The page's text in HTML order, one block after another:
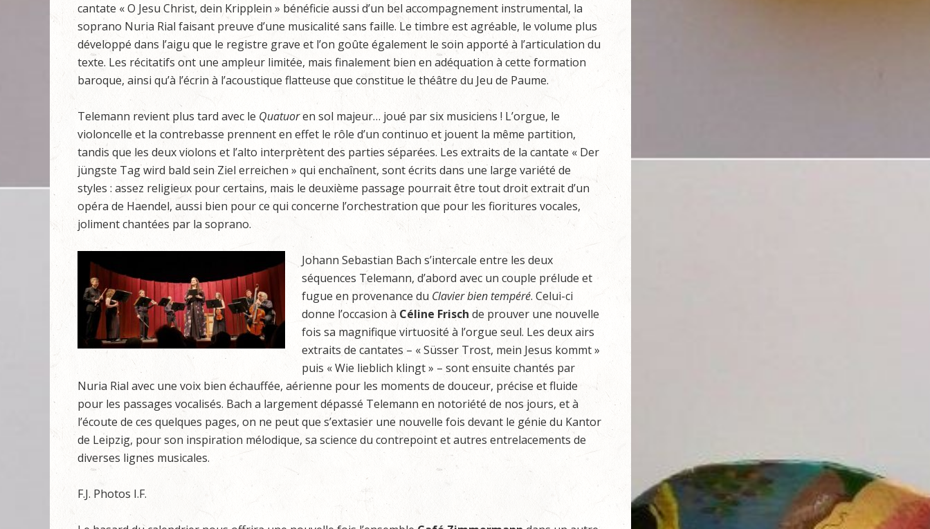
cantate « O Jesu Christ, dein Kripplein » bénéficie aussi d’un bel accompagnement instrumental, la
soprano Nuria Rial faisant preuve d’une musicalité sans faille. Le timbre est agréable, le volume plus
développé dans l’aigu que le registre grave et l’on goûte également le soin apporté à l’articulation du
texte. Les récitatifs ont une ampleur limitée, mais finalement bien en adéquation à cette formation
baroque, ainsi qu’à l’écrin à l’acoustique flatteuse que constitue le théâtre du Jeu de Paume.
Telemann revient plus tard avec le Quatuoren sol majeur… joué par six musiciens ! L’orgue, le
violoncelle et la contrebasse prennent en effet le rôle d’un continuo et jouent la même partition,
tandis que les deux violons et l’alto interprètent des parties séparées. Les extraits de la cantate « Der
jüngste Tag wird bald sein Ziel erreichen » qui enchaînent, sont écrits dans une large variété de
styles : assez religieux pour certains, mais le deuxième passage pourrait être tout droit extrait d’un
opéra de Haendel, aussi bien pour ce qui concerne l’orchestration que pour les fioritures vocales,
joliment chantées par la soprano.
Johann Sebastian Bach s’intercale entre les deux
séquences Telemann, d’abord avec un couple prélude et
fugue en provenance du Clavier bien tempéré. Celui-ci
donne l’occasion à Céline Frisch de prouver une nouvelle
fois sa magnifique virtuosité à l’orgue seul. Les deux airs
extraits de cantates – « Süsser Trost, mein Jesus kommt »
puis « Wie lieblich klingt » – sont ensuite chantés par
Nuria Rial avec une voix bien échauffée, aérienne pour les moments de douceur, précise et fluide
pour les passages vocalisés. Bach a largement dépassé Telemann en notoriété de nos jours, et à
l’écoute de ces quelques pages, on ne peut que s’extasier une nouvelle fois devant le génie du Kantor
de Leipzig, pour son inspiration mélodique, sa science du contrepoint et autres entrelacements de
diverses lignes musicales.
F.J. Photos I.F.